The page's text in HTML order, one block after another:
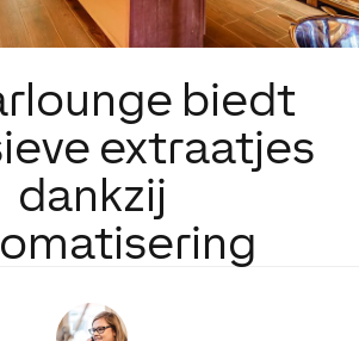
biedt
extraatjes
dankzij